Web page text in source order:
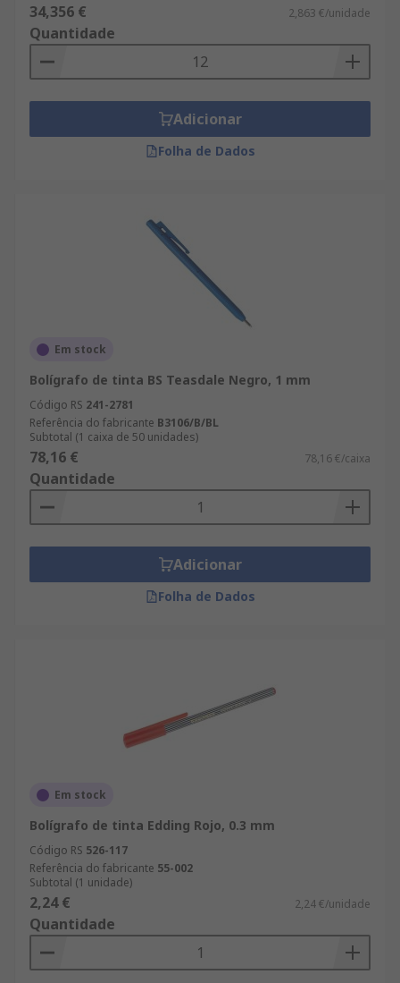
34,356 € 2,863 €/unidade
Quantidade
Adicionar
Folha de Dados
Em stock
Bolígrafo de tinta BS Teasdale Negro, 1 mm
Código RS 241-2781
Referência do fabricante B3106/B/BL
Subtotal (1 caixa de 50 unidades)
78,16 € 78,16 €/caixa
Quantidade
Adicionar
Folha de Dados
Em stock
Bolígrafo de tinta Edding Rojo, 0.3 mm
Código RS 526-117
Referência do fabricante 55-002
Subtotal (1 unidade)
2,24 € 2,24 €/unidade
Quantidade